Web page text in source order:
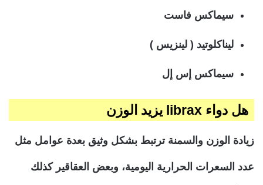
سيماكس فاست
ليناكلوتيد ( لينزيس )
سيماكس إس إل
هل دواء librax يزيد الوزن
زيادة الوزن والسمنة ترتبط بشكل وثيق بعدة عوامل مثل
عدد السعرات الحرارية اليومية، وبعض العقاقير كذلك